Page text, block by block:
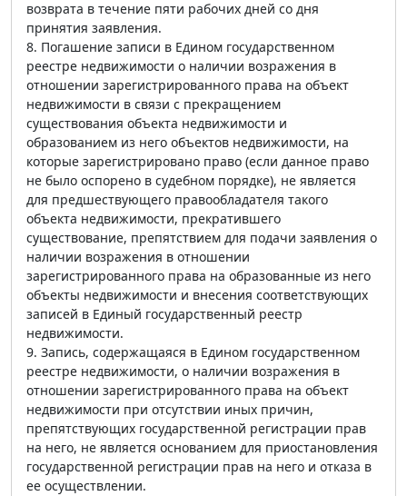
возврата в течение пяти рабочих дней со дня
принятия заявления.
8. Погашение записи в Едином государственном
реестре недвижимости о наличии возражения в
отношении зарегистрированного права на объект
недвижимости в связи с прекращением
существования объекта недвижимости и
образованием из него объектов недвижимости, на
которые зарегистрировано право (если данное право
не было оспорено в судебном порядке), не является
для предшествующего правообладателя такого
объекта недвижимости, прекратившего
существование, препятствием для подачи заявления о
наличии возражения в отношении
зарегистрированного права на образованные из него
объекты недвижимости и внесения соответствующих
записей в Единый государственный реестр
недвижимости.
9. Запись, содержащаяся в Едином государственном
реестре недвижимости, о наличии возражения в
отношении зарегистрированного права на объект
недвижимости при отсутствии иных причин,
препятствующих государственной регистрации прав
на него, не является основанием для приостановления
государственной регистрации прав на него и отказа в
ее осуществлении.